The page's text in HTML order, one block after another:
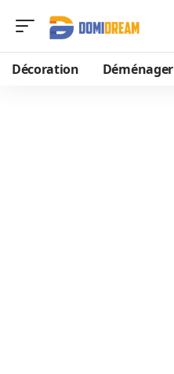
Décoration Déménager